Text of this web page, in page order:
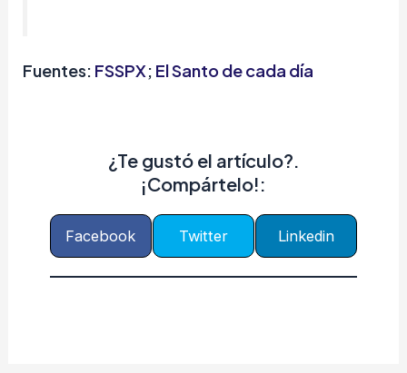
Fuentes: FSSPX; El Santo de cada día
¿Te gustó el artículo?.
¡Compártelo!:
Facebook Twitter Linkedin